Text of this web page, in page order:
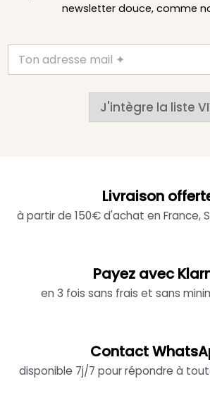
newsletter douce, comme
J'intègre la liste
Livraison
à partir de 150€ d'achat en France,
Payez avec
en 3 fois sans frais et sans
Contact
disponible 7j/7 pour répondre à